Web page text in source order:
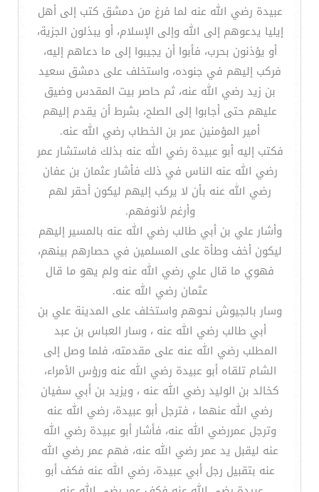
عبيدة رضي الله عنه لما فرغ من دمشق كتب إلى أهل
إيليا يدعوهم إلى الله وإلى الإسلام، أو يبذلون الجزية،
أو يؤذنون بحرب، فأبوا أن يجيبوا إلى ما دعاهم إليه،
فركب إليهم في جنوده، واستخلف على دمشق سعيد
بن زيد رضي الله عنه، ثم حاصر بيت المقدس وضيق
عليهم حتى أجابوا إلى الصلح، بشرط أن يقدم إليهم
أمير المؤمنين عمر بن الخطاب رضي الله عنه.
فكتب إليه أبو عبيدة رضي الله عنه بذلك فاستشار عمر
رضي الله عنه الناس في ذلك فأشار عثمان بن عفان
رضي الله عنه بأن لا يركب إليهم ليكون أحقر لهم
وأرغم لأنوفهم.
وأشار علي بن أبي طالب رضي الله عنه بالمسير إليهم
ليكون أخف وطأة على المسلمين في حصارهم بينهم،
فهوي ما قال علي رضي الله عنه ولم يهو ما قال
عثمان رضي الله عنه.
وسار بالجيوش نحوهم واستخلف على المدينة علي بن
أبي طالب رضي الله عنه ، وسار العباس بن عبد
المطلب رضي الله عنه على مقدمته، فلما وصل إلى
الشام تلقاه أبو عبيدة رضي الله عنه ورؤس الأمراء،
كخالد بن الوليد رضي الله عنه ، ويزيد بن أبي سفيان
رضي الله عنهما ، فترجل أبو عبيدة، رضي الله عنه
وترجل عمررضي الله عنه، فأشار أبو عبيدة رضي الله
عنه ليقبل يد عمر رضي الله عنه، فهم عمر رضي الله
عنه بتقبيل رجل أبي عبيدة، رضي الله عنه فكف أبو